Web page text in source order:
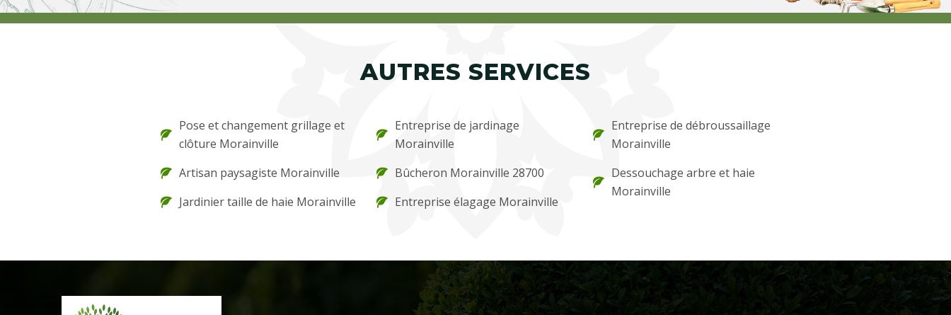
AUTRES SERVICES
Pose et changement grillage et
clôture Morainville
Artisan paysagiste Morainville
Jardinier taille de haie Morainville
Entreprise de jardinage
Morainville
Bûcheron Morainville 28700
Entreprise élagage Morainville
Entreprise de débroussaillage
Morainville
Dessouchage arbre et haie
Morainville